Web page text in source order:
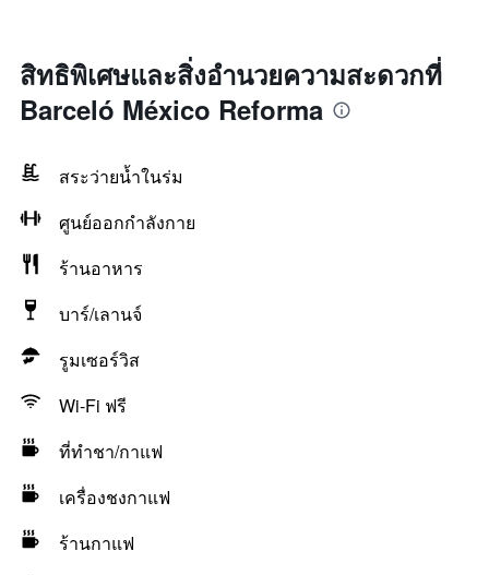
สิทธิพิเศษและสิ่งอำนวยความสะดวกที่
Barceló México Reforma
สระว่ายน้ำในร่ม
ศูนย์ออกกำลังกาย
ร้านอาหาร
บาร์/เลานจ์
รูมเซอร์วิส
Wi-Fi ฟรี
ที่ทำชา/กาแฟ
เครื่องชงกาแฟ
ร้านกาแฟ